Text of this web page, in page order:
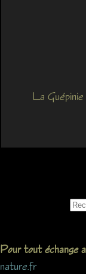
La
Pour tout échange
nature.fr